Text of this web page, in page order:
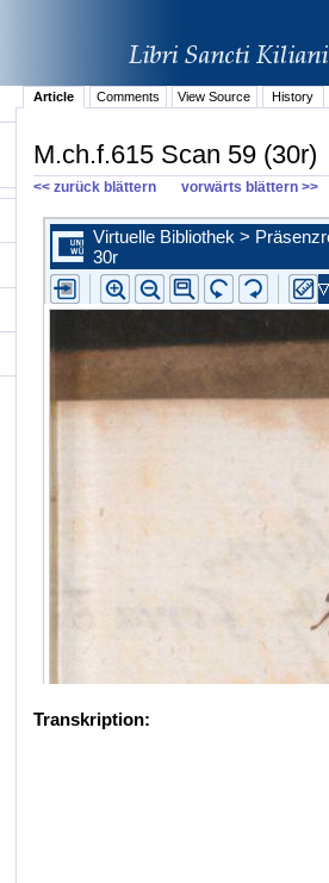
Article Comments View Source History
M.ch.f.615 Scan 59 (30r)
<< zurück blättern vorwärts blättern >>
Transkription: